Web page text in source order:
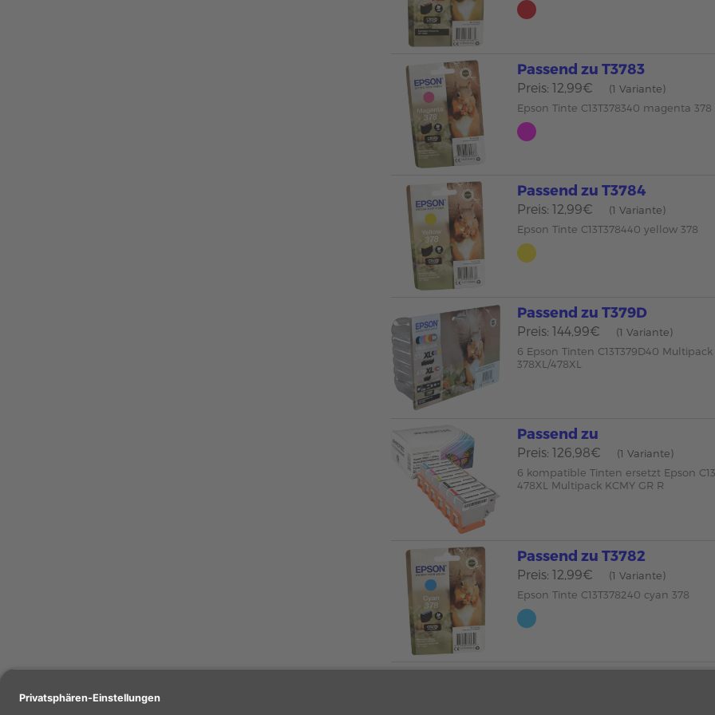
Passend zu T3783
Preis: 12,99€
(1 Variante)
Epson Tinte C13T378340 magenta 378
Passend zu T3784
Preis: 12,99€
(1 Variante)
Epson Tinte C13T378440 yellow 378
Passend zu T379D
Preis: 144,99€
(1 Variante)
6 Epson Tinten C13T379D40 Multipack
378XL/478XL
Passend zu
Preis: 126,98€
(1 Variante)
6 kompatible Tinten ersetzt Epson
478XL Multipack KCMY GR R
Passend zu T3782
Preis: 12,99€
(1 Variante)
Epson Tinte C13T378240 cyan 378